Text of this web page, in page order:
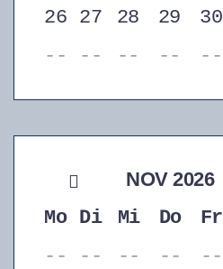
26 27 28 29 30
--
-- -- -- --
NOV 2026
Mo Di Mi Do Fr
--
-- -- -- --